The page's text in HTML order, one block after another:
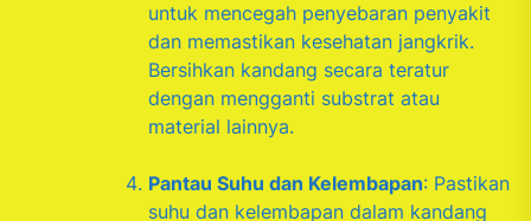
untuk mencegah penyebaran penyakit
dan memastikan kesehatan jangkrik.
Bersihkan kandang secara teratur
dengan mengganti substrat atau
material lainnya.
Pantau Suhu dan Kelembapan: Pastikan
suhu dan kelembapan dalam kandang